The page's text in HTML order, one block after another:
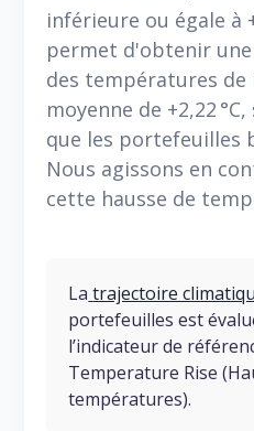
inférieure ou égale à
permet d'obtenir
des températures
moyenne de +2,22
que les portefeuilles
Nous agissons en
cette hausse de
La trajectoire
portefeuilles est
l’indicateur de
Temperature Rise
températures).